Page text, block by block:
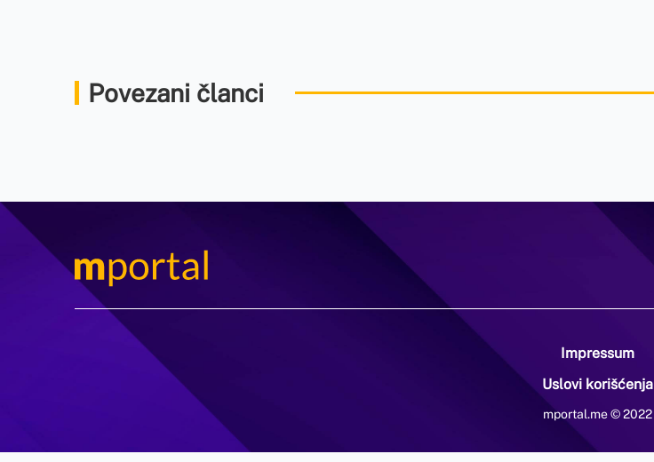
Povezani članci
Impressum
Uslovi korišćenja
mportal.me © 2022